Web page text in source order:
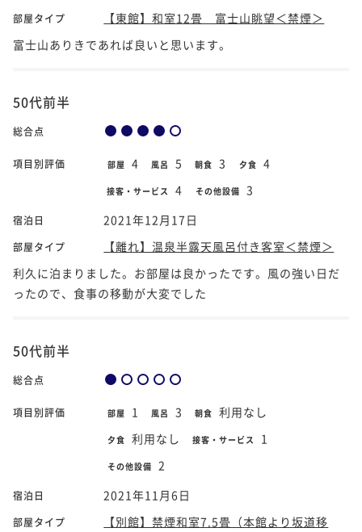
部屋タイプ
【東館】和室12畳 富士山眺望＜禁煙＞
富士山ありきであれば良いと思います。
50代前半
総合点
項目別評価 部屋 4 風呂 5 朝食 3 夕食 4
接客・サービス 4 その他設備 3
宿泊日 2021年12月17日
部屋タイプ
【離れ】温泉半露天風呂付き客室＜禁煙＞
利久に泊まりました。お部屋は良かったです。風の強い日だ
ったので、食事の移動が大変でした
50代前半
総合点
項目別評価 部屋 1 風呂 3 朝食 利用なし
夕食 利用なし 接客・サービス 1
その他設備 2
宿泊日 2021年11月6日
部屋タイプ
【別館】禁煙和室7.5畳（本館より坂道移